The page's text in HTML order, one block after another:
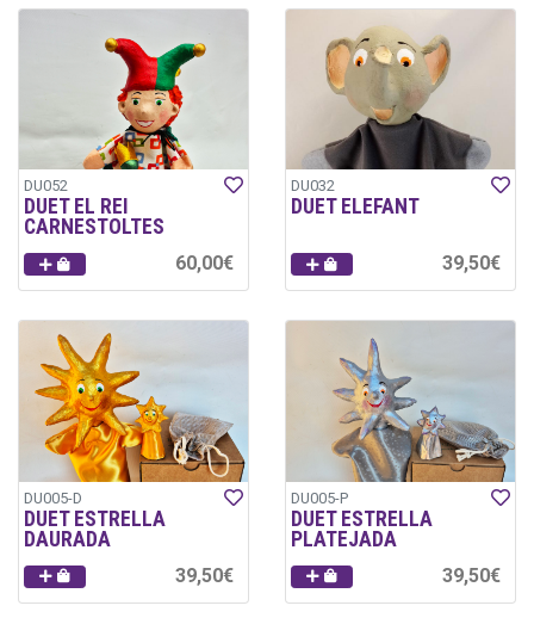
DU052
DUET EL REI
CARNESTOLTES
60,00€
DU032
DUET ELEFANT
39,50€
DU005-D
DUET ESTRELLA
DAURADA
39,50€
DU005-P
DUET ESTRELLA
PLATEJADA
39,50€